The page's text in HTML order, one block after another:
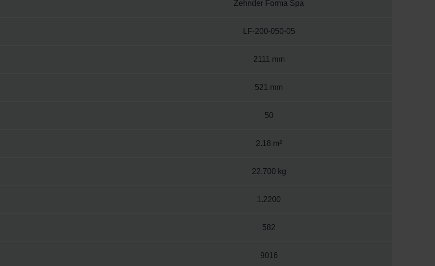
Zehnder Forma Spa
LF-200-050-05
2111 mm
521 mm
50
2.18 m²
22.700 kg
1.2200
582
9016